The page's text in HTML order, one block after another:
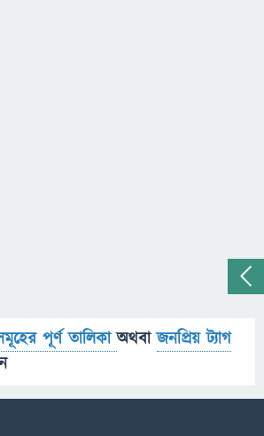
পূর্ণ তালিকাঅথবাজনপ্রিয় ট্যাগ